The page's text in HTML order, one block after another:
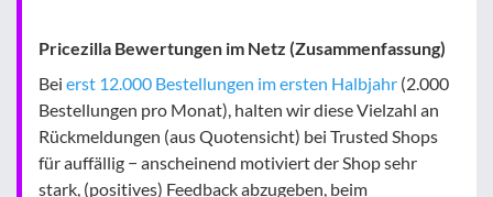
Pricezilla Bewertungen im Netz (Zusammenfassung)
Bei erst 12.000 Bestellungen im ersten Halbjahr (2.000
Bestellungen pro Monat), halten wir diese Vielzahl an
Rückmeldungen (aus Quotensicht) bei Trusted Shops
für auffällig − anscheinend motiviert der Shop sehr
stark, (positives) Feedback abzugeben, beim